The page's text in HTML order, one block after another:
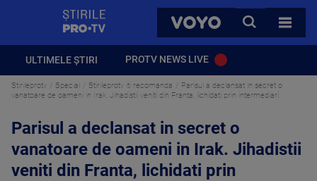
VOYO
CAUTA
TOATE
ULTIMELE ȘTIRI PROTV NEWS LIVE
Stirileprotv Special Stirileprotv iti recomanda
Parisul a declansat in secret o
vanatoare de oameni in Irak. Jihadistii veniti din Franta, lichidati prin intermediari
Parisul a declansat in secret o
vanatoare de oameni in Irak. Jihadistii
veniti din Franta, lichidati prin